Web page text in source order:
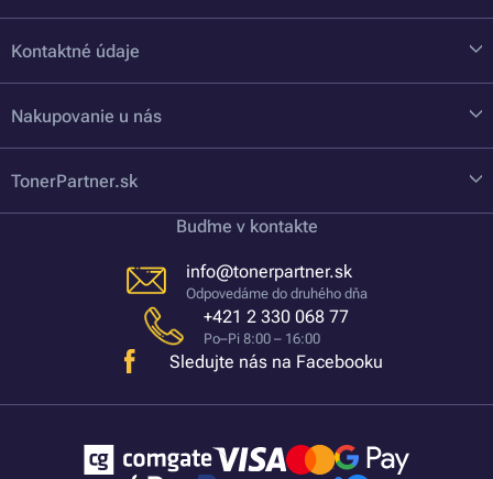
Kontaktné údaje
Nakupovanie u nás
TonerPartner.sk
Buďme v kontakte
info@tonerpartner.sk
Odpovedáme do druhého dňa
+421 2 330 068 77
Po–Pi 8:00 – 16:00
Sledujte nás na Facebooku